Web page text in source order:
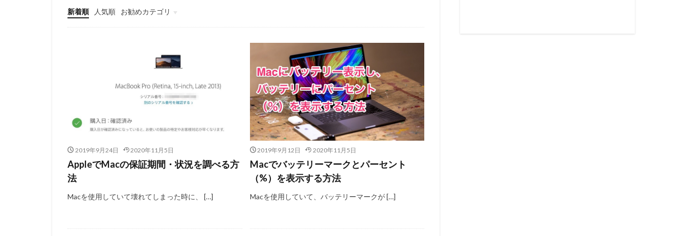
新着順 人気順
お勧めカテゴリ
Office
2019年9月24日 2020年11月5日
AppleでMacの保証期間・状況を調べる方
法
Macを使用していて壊れてしまった時に、 […]
2019年9月12日 2020年11月5日
Macでバッテリーマークとパーセント
（%）を表示する方法
Macを使用していて、バッテリーマークが […]